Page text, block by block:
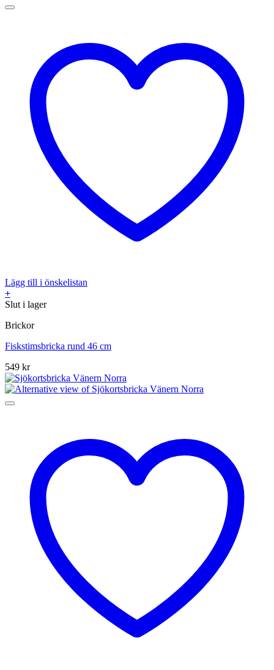
Lägg till i önskelistan
+
Slut i lager
Brickor
Fiskstimsbricka rund 46 cm
549 kr